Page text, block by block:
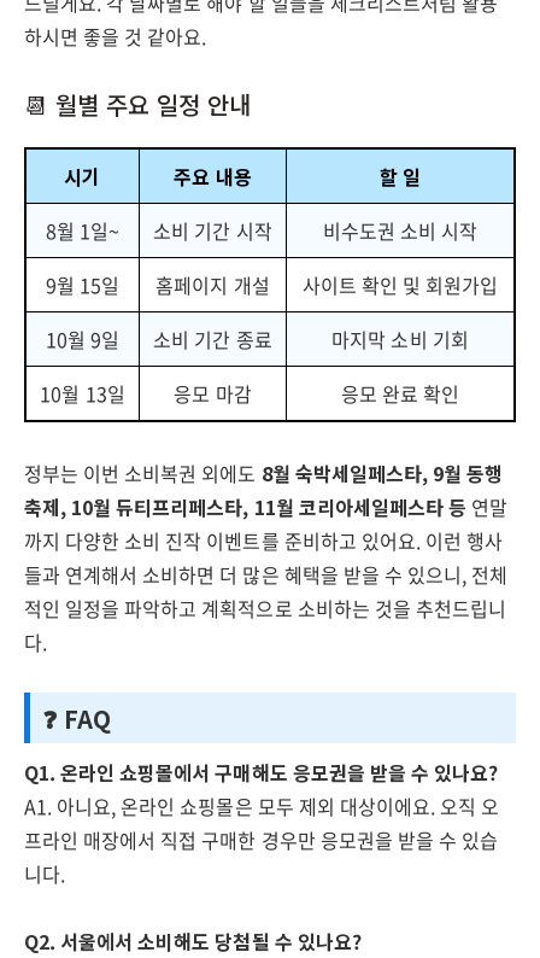
하시면 좋을 것 같아요.
📆 월별 주요 일정 안내
시기 주요 내용
할 일
8월 1일~
소비 기간 시작
비수도권 소비 시작
9월 15일
홈페이지 개설
사이트 확인 및 회원가입
10월 9일
소비 기간 종료
마지막 소비 기회
10월 13일
응모 마감 응모 완료 확인
정부는 이번 소비복권 외에도 8월 숙박세일페스타, 9월 동행
축제, 10월 듀티프리페스타, 11월 코리아세일페스타 등 연말
까지 다양한 소비 진작 이벤트를 준비하고 있어요. 이런 행사
들과 연계해서 소비하면 더 많은 혜택을 받을 수 있으니, 전체
적인 일정을 파악하고 계획적으로 소비하는 것을 추천드립니
다.
❓ FAQ
Q1. 온라인 쇼핑몰에서 구매해도 응모권을 받을 수 있나요?
A1. 아니요, 온라인 쇼핑몰은 모두 제외 대상이에요. 오직 오
프라인 매장에서 직접 구매한 경우만 응모권을 받을 수 있습
니다.
Q2. 서울에서 소비해도 당첨될 수 있나요?